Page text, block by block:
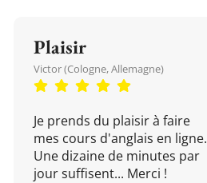
Plaisir
Victor (Cologne, Allemagne)
Je prends du plaisir à faire
mes cours d'anglais en ligne.
Une dizaine de minutes par
jour suffisent... Merci !